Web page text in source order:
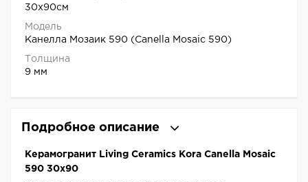
30x90см
Модель
Канелла Мозаик 590 (Canella Mosaic 590)
Толщина
9 мм
Подробное описание
Керамогранит Living Ceramics Kora Canella Mosaic
590 30x90